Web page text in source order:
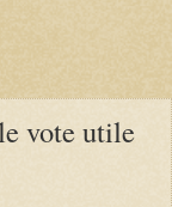
vote utile